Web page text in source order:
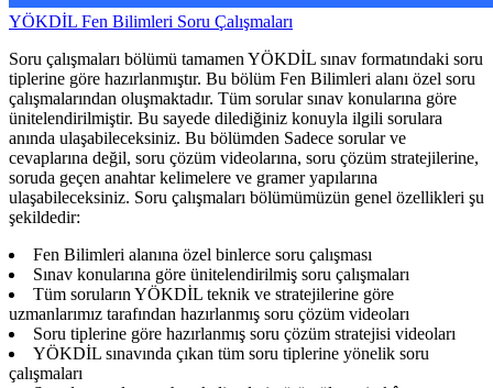
YÖKDİL Fen Bilimleri Soru Çalışmaları
Soru çalışmaları bölümü tamamen YÖKDİL sınav formatındaki soru
tiplerine göre hazırlanmıştır. Bu bölüm Fen Bilimleri alanı özel soru
çalışmalarından oluşmaktadır. Tüm sorular sınav konularına göre
ünitelendirilmiştir. Bu sayede dilediğiniz konuyla ilgili sorulara
anında ulaşabileceksiniz. Bu bölümden Sadece sorular ve
cevaplarına değil, soru çözüm videolarına, soru çözüm stratejilerine,
soruda geçen anahtar kelimelere ve gramer yapılarına
ulaşabileceksiniz. Soru çalışmaları bölümümüzün genel özellikleri şu
şekildedir:
Fen Bilimleri alanına özel binlerce soru çalışması
Sınav konularına göre ünitelendirilmiş soru çalışmaları
Tüm soruların YÖKDİL teknik ve stratejilerine göre
uzmanlarımız tarafından hazırlanmış soru çözüm videoları
Soru tiplerine göre hazırlanmış soru çözüm stratejisi videoları
YÖKDİL sınavında çıkan tüm soru tiplerine yönelik soru
çalışmaları